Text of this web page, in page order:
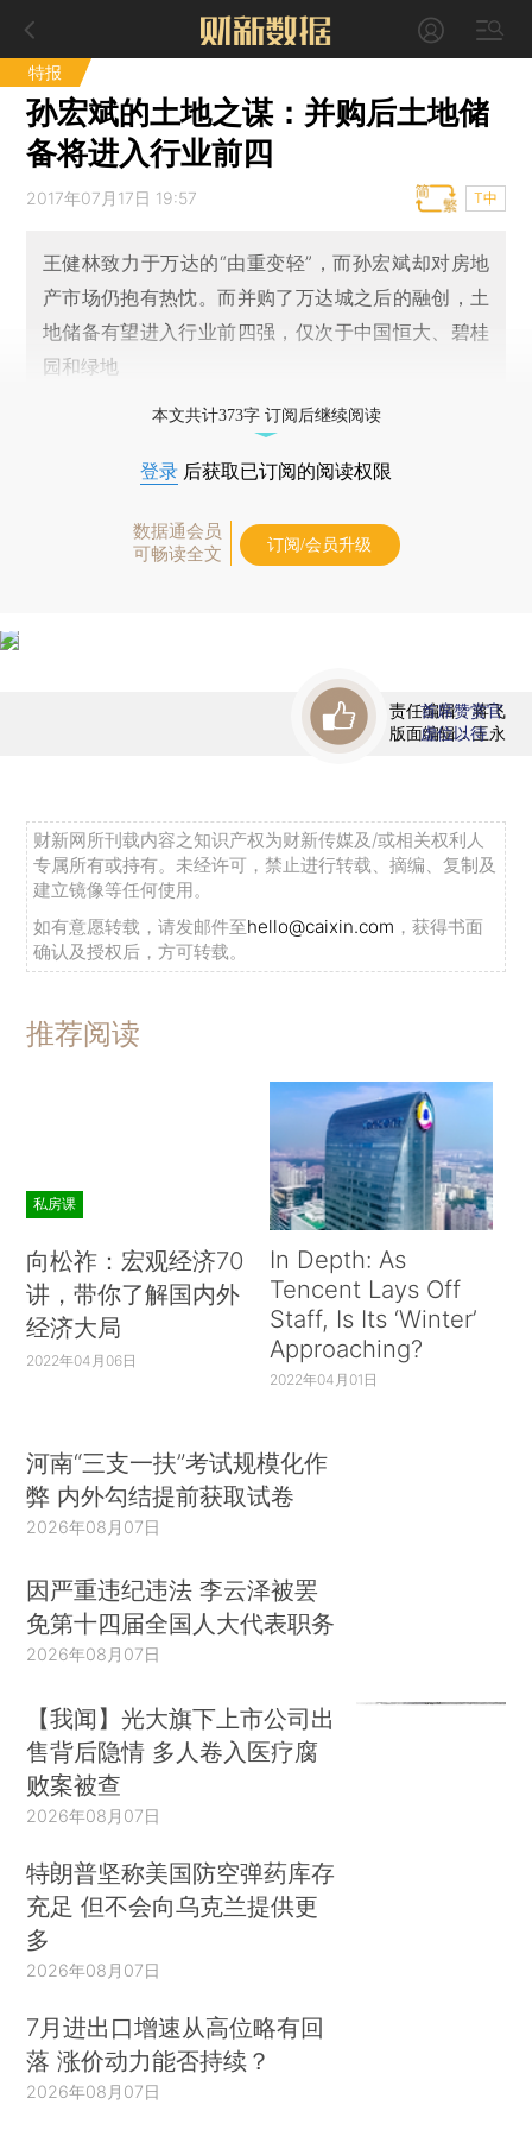
特报
孙宏斌的土地之谋：并购后土地储
备将进入行业前四
2017年07月17日 19:57 T中
王健林致力于万达的“由重变轻”，而孙宏斌却对房地
产市场仍抱有热忱。而并购了万达城之后的融创，土
地储备有望进入行业前四强，仅次于中国恒大、碧桂
园和绿地
本文共计373字 订阅后继续阅读
登录 后获取已订阅的阅读权限
数据通会员
可畅读全文
订阅/会员升级
责任编辑：蒋飞
版面编辑：王永
首席赞赏官
虚位以待
财新网所刊载内容之知识产权为财新传媒及/或相关权利人
专属所有或持有。未经许可，禁止进行转载、摘编、复制及
建立镜像等任何使用。
如有意愿转载，请发邮件至hello@caixin.com ，获得书面
确认及授权后，方可转载。
推荐阅读
私房课
向松祚：宏观经济70
讲，带你了解国内外
经济大局
2022年04月06日
In Depth: As
Tencent Lays Off
Staff, Is Its ‘Winter’
Approaching?
2022年04月01日
河南“三支一扶”考试规模化作
弊 内外勾结提前获取试卷
2026年08月07日
因严重违纪违法 李云泽被罢
免第十四届全国人大代表职务
2026年08月07日
【我闻】光大旗下上市公司出
售背后隐情 多人卷入医疗腐
败案被查
2026年08月07日
特朗普坚称美国防空弹药库存
充足 但不会向乌克兰提供更
多
2026年08月07日
7月进出口增速从高位略有回
落 涨价动力能否持续？
2026年08月07日